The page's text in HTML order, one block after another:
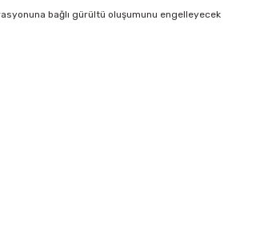
bağlı gürültü oluşumunu engelleyecek